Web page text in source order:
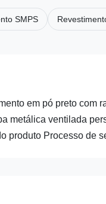
SMPS
em pó preto com
metálica ventilada
produto Processo de